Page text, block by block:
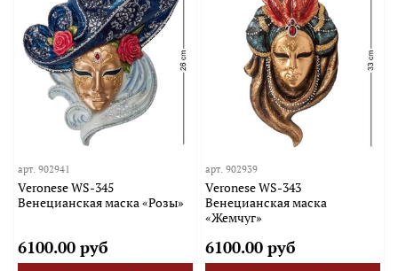
арт.902941
Veronese WS-345
Венецианская маска «Розы»
6100.00 руб
арт. 902939
Veronese WS-343
Венецианская маска
«Жемчуг»
6100.00 руб